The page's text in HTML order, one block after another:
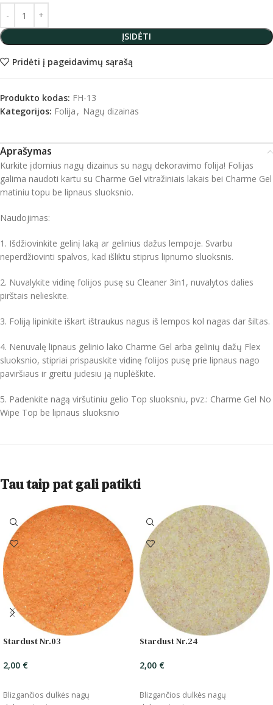
ĮSIDĖTI
Pridėti į pageidavimų sąrašą
Produkto kodas: FH-13
Kategorijos: Folija , Nagų dizainas
Aprašymas
Kurkite įdomius nagų dizainus su nagų dekoravimo folija! Folijas
galima naudoti kartu su Charme Gel vitražiniais lakais bei Charme Gel
matiniu topu be lipnaus sluoksnio.
Naudojimas:
1. Išdžiovinkite gelinį laką ar gelinius dažus lempoje. Svarbu
neperdžiovinti spalvos, kad išliktu stiprus lipnumo sluoksnis.
2. Nuvalykite vidinę folijos pusę su Cleaner 3in1, nuvalytos dalies
pirštais nelieskite.
3. Foliją lipinkite iškart ištraukus nagus iš lempos kol nagas dar šiltas.
4. Nenuvalę lipnaus gelinio lako Charme Gel arba gelinių dažų Flex
sluoksnio, stipriai prispauskite vidinę folijos pusę prie lipnaus nago
paviršiaus ir greitu judesiu ją nuplėškite.
5. Padenkite nagą viršutiniu gelio Top sluoksniu, pvz.: Charme Gel No
Wipe Top be lipnaus sluoksnio
Tau taip pat gali patikti
Stardust Nr.03
2,00 €
Blizgančios dulkės nagų
Stardust Nr.24
2,00 €
Blizgančios dulkės nagų